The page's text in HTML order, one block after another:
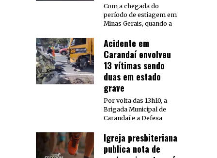
Com a chegada do
período de estiagem em
Minas Gerais, quando a
Acidente em
Carandaí envolveu
13 vítimas sendo
duas em estado
grave
Por volta das 13h10, a
Brigada Municipal de
Carandaí e a Defesa
Igreja presbiteriana
publica nota de